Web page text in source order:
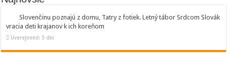
Slovenčinu poznajú z domu, Tatry z fotiek. Letný tábor Srdcom Slovák
vracia deti krajanov k ich koreňom
Uverejnené: 3 dni